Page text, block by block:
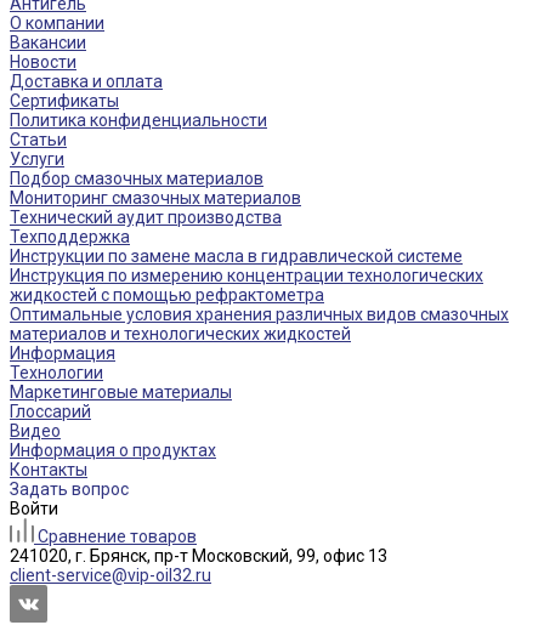
О компании
Вакансии
Новости
Доставка и оплата
Сертификаты
Политика конфиденциальности
Статьи
Услуги
Подбор смазочных материалов
Мониторинг смазочных материалов
Технический аудит производства
Техподдержка
Инструкции по замене масла в гидравлической системе
Инструкция по измерению концентрации технологических
жидкостей с помощью рефрактометра
Оптимальные условия хранения различных видов смазочных
материалов и технологических жидкостей
Информация
Технологии
Маркетинговые материалы
Глоссарий
Видео
Информация о продуктах
Контакты
Задать вопрос
Войти
Сравнение товаров
241020, г. Брянск, пр-т Московский, 99, офис 13
client-service@vip-oil32.ru